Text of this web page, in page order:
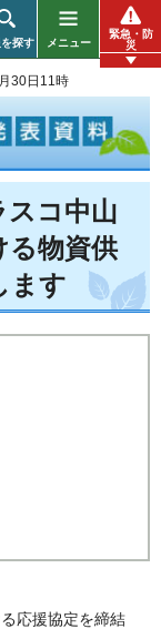
探す メニュー
緊急・防
災
30日11時
スコ中山
る物資供
ます
応援協定を締結